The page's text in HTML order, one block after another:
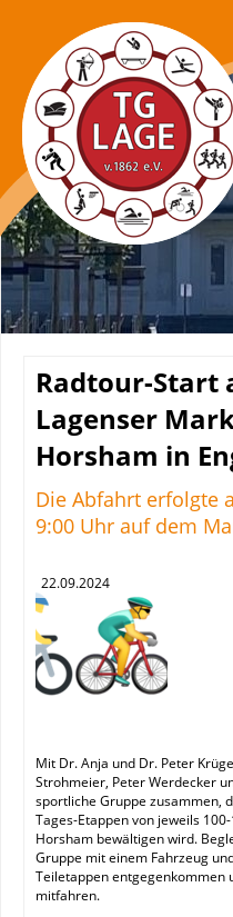
Radtour-Start
Lagenser
Horsham in
Die Abfahrt erfolgte
9:00 Uhr auf dem
22.09.2024
Mit Dr. Anja und Dr. Peter
Strohmeier, Peter Werdecker
sportliche Gruppe zusammen,
Tages-Etappen von jeweils
Horsham bewältigen wird.
Gruppe mit einem Fahrzeug
Teiletappen entgegenkommen
mitfahren.